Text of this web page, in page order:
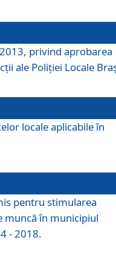
privind aprobarea
ale Poliţiei Locale
locale aplicabile în
pentru stimularea
muncă în municipiul
- 2018.